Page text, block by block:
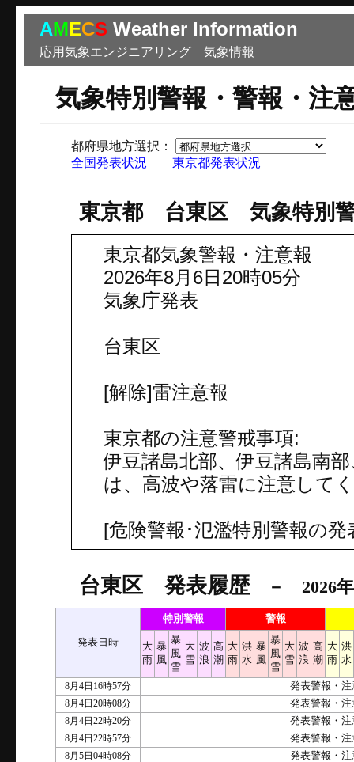
AMECS Weather Information
応用気象エンジニアリング 気象情報
気象特別警報・警報・注
都府県地方選択：
全国発表状況
東京都発表状況
東京都 台東区 気象特別警
東京都気象警報・注意報
2026年8月6日20時05分
気象庁発表
台東区
[解除]雷注意報
東京都の注意警戒事項:
伊豆諸島北部、伊豆諸島南
は、高波や落雷に注意して
[危険警報･氾濫特別警報の
台東区 発表履歴－ 2026年8
発表日時
特別警報 警報
大
雨
暴
風
暴
風
雪
大
雪
波
浪
高
潮
大
雨
洪
水
暴
風
暴
風
雪
大
雪
波
浪
高
潮
大
雨
洪
水
8月4日16時57分
発表警報・
8月4日20時08分
発表警報・
8月4日22時20分
発表警報・
8月4日22時57分
発表警報・
8月5日04時08分
発表警報・